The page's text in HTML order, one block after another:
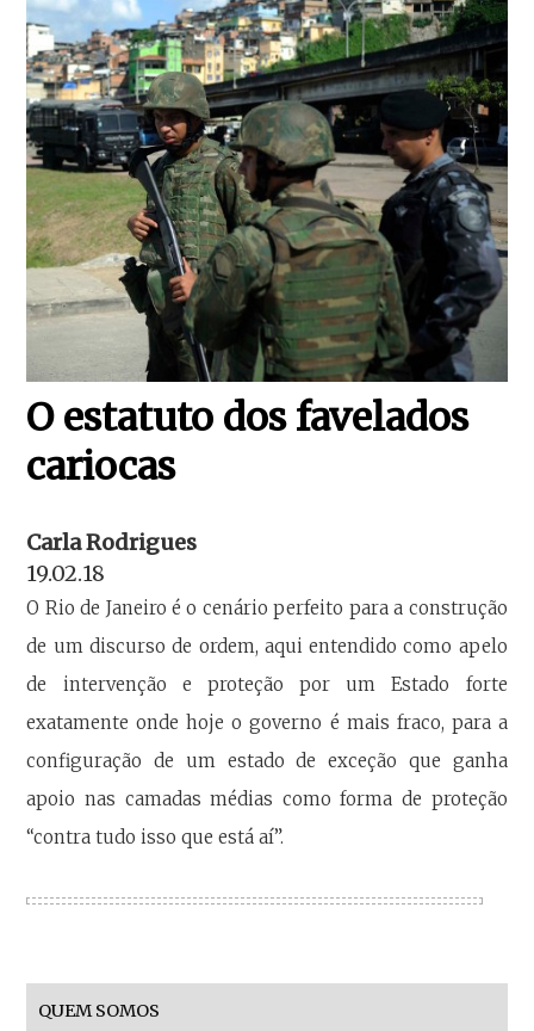
O estatuto dos favelados
cariocas
Carla Rodrigues
19.02.18
O Rio de Janeiro é o cenário perfeito para a construção
de um discurso de ordem, aqui entendido como apelo
de intervenção e proteção por um Estado forte
exatamente onde hoje o governo é mais fraco, para a
configuração de um estado de exceção que ganha
apoio nas camadas médias como forma de proteção
“contra tudo isso que está aí”.
QUEM SOMOS